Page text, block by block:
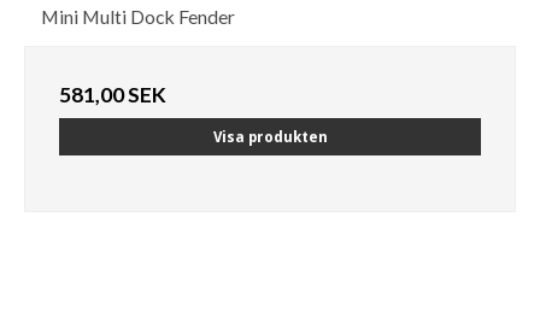
Mini Multi Dock Fender
581,00 SEK
Visa produkten